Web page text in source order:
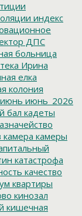
индекс
ДПС
больница
Ирина
елка
колония
июнь июнь_2026
бал кадеты
камера камеры
катастрофа
качество
квартиры
кинозал
кишечная